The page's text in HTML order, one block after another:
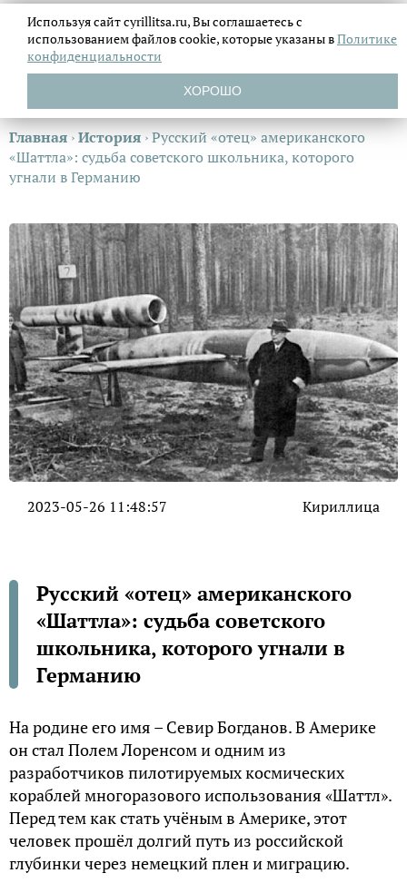
Главная ›История ›Русский «отец» американского
«Шаттла»: судьба советского школьника, которого
угнали в Германию
2023-05-26 11:48:57 Кириллица
Русский «отец» американского
«Шаттла»: судьба советского
школьника, которого угнали в
Германию
На родине его имя – Севир Богданов. В Америке
он стал Полем Лоренсом и одним из
разработчиков пилотируемых космических
кораблей многоразового использования «Шаттл».
Перед тем как стать учёным в Америке, этот
человек прошёл долгий путь из российской
глубинки через немецкий плен и миграцию.
Используя сайт cyrillitsa.ru, Вы соглашаетесь с
использованием файловcookie, которые указаны вПолитике
конфиденциальности
ХОРОШО